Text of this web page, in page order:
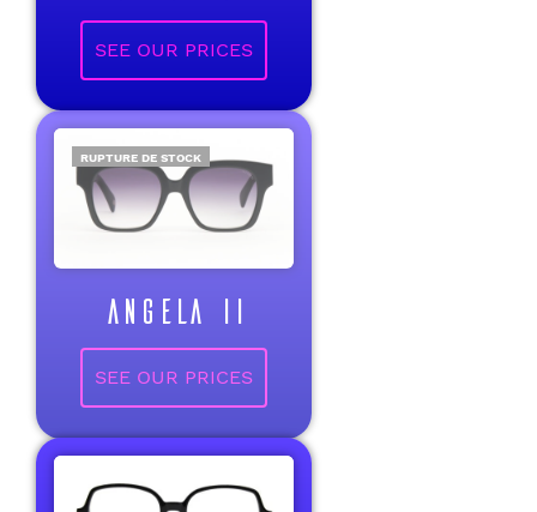
RUPTURE DE STOCK
ANGELA II